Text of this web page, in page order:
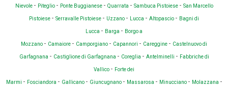
Nievole - Piteglio - Ponte Buggianese - Quarrata - Sambuca Pistoiese - San Marcello
Pistoiese - Serravalle Pistoiese - Uzzano - Lucca - Altopascio - Bagni di
Lucca - Barga - Borgo a
Mozzano - Camaiore - Camporgiano - Capannori - Careggine - Castelnuovo di
Garfagnana - Castiglione di Garfagnana - Coreglia - Antelminelli - Fabbriche di
Vallico - Forte dei
Marmi - Fosciandora - Gallicano - Giuncugnano - Massarosa - Minucciano - Molazzana -